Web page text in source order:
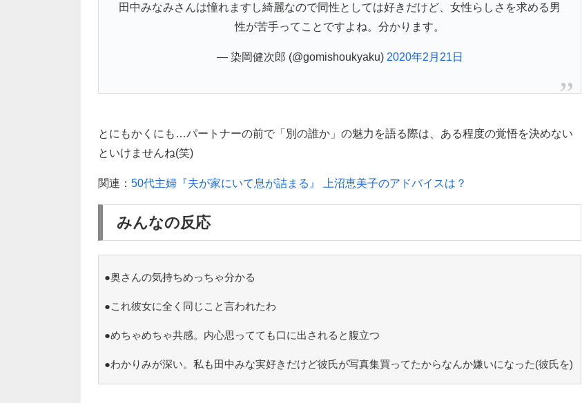
田中みなみさんは憧れますし綺麗なので同性としては好きだけど、女性らしさを求める男
性が苦手ってことですよね。分かります。
— 染岡健次郎 (@gomishoukyaku) 2020年2月21日
とにもかくにも…パートナーの前で「別の誰か」の魅力を語る際は、ある程度の覚悟を決めない
といけませんね(笑)
関連： 50代主婦『夫が家にいて息が詰まる』 上沼恵美子のアドバイスは？
みんなの反応
●奥さんの気持ちめっちゃ分かる
●これ彼女に全く同じこと言われたわ
●めちゃめちゃ共感。内心思ってても口に出されると腹立つ
●わかりみが深い。私も田中みな実好きだけど彼氏が写真集買ってたからなんか嫌いになった(彼氏を)